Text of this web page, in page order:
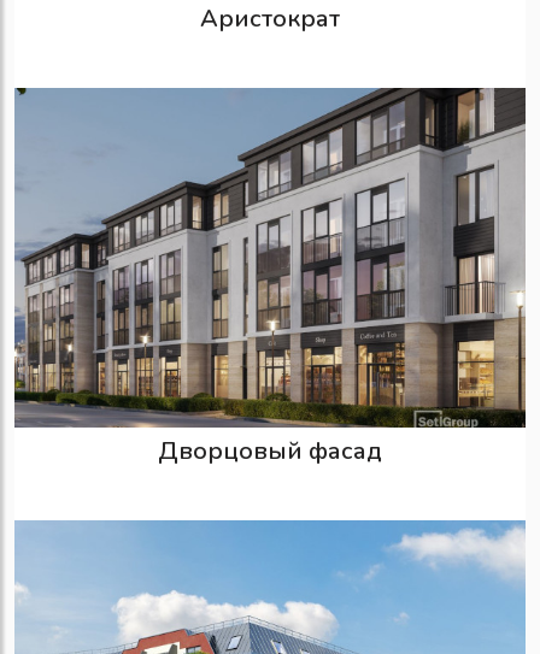
Аристократ
Дворцовый фасад